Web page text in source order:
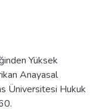
Yüksek
Anayasal
Üniversitesi Hukuk